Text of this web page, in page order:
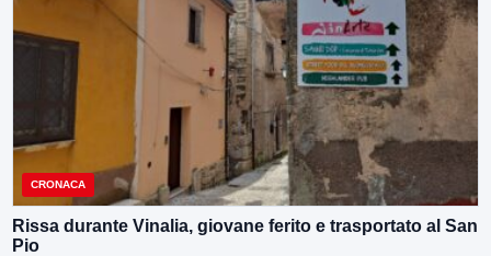
CRONACA
Rissa durante Vinalia, giovane ferito e trasportato al San
Pio